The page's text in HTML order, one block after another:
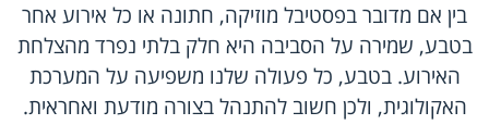
בין אם מדובר בפסטיבל מוזיקה, חתונה או כל אירוע אחר
בטבע, שמירה על הסביבה היא חלק בלתי נפרד מהצלחת
האירוע. בטבע, כל פעולה שלנו משפיעה על המערכת
האקולוגית, ולכן חשוב להתנהל בצורה מודעת ואחראית.